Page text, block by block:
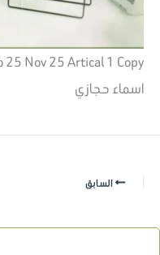
اسماء حجازي
السابق